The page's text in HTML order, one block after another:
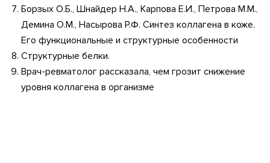
Борзых О.Б., Шнайдер Н.А., Карпова Е.И., Петрова М.М.,
Демина О.М., Насырова Р.Ф. Синтез коллагена в коже.
Его функциональные и структурные особенности
Структурные белки.
Врач-ревматолог рассказала, чем грозит снижение
уровня коллагена в организме